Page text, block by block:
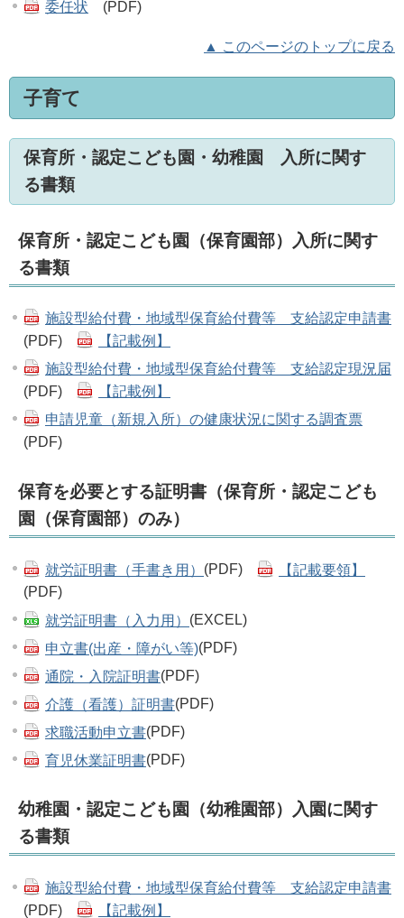
委任状 (PDF)
▲ このページのトップに戻る
子育て
保育所・認定こども園・幼稚園 入所に関す
る書類
保育所・認定こども園（保育園部）入所に関す
る書類
施設型給付費・地域型保育給付費等 支給認定申請書
(PDF)
【記載例】
施設型給付費・地域型保育給付費等 支給認定現況届
(PDF)
【記載例】
申請児童（新規入所）の健康状況に関する調査票
(PDF)
保育を必要とする証明書（保育所・認定こども
園（保育園部）のみ）
就労証明書（手書き用） (PDF)
【記載要領】
(PDF)
就労証明書（入力用） (EXCEL)
申立書(出産・障がい等)(PDF)
通院・入院証明書(PDF)
介護（看護）証明書(PDF)
求職活動申立書(PDF)
育児休業証明書(PDF)
幼稚園・認定こども園（幼稚園部）入園に関す
る書類
施設型給付費・地域型保育給付費等 支給認定申請書
(PDF)
【記載例】